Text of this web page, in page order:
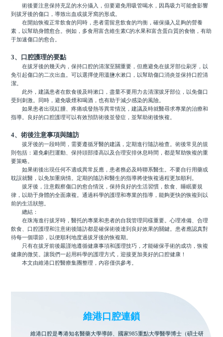
術後要注意保持充足的水分攝入，但要避免用吸管喝水，因爲吸力可能會影響
到拔牙後的傷口，導致出血或拔牙窩的形成。
在開始恢複正常飲食的同時，患者需留意飲食的均衡，確保攝入足夠的營養
素，以幫助身體愈合。例如，多食用富含維生素C的水果和富含蛋白質的食物，有助
于加速傷口的愈合。
3、口腔護理的要點
在拔牙後的幾天內，保持口腔的清潔至關重要，但應避免在拔牙部位刷牙，以
免引起傷口的二次出血。可以選擇使用溫鹽水漱口，以幫助傷口消炎並保持口腔清
潔。
此外，建議患者在飲食後及時漱口，盡量不要用力去清潔拔牙部位，以免傷口
受到刺激。同時，避免吸煙和喝酒，也有助于減少感染的風險。
如果患者出現紅腫、疼痛或發熱等異常情況，建議及時就醫尋求專業的治療和
指導。良好的口腔護理可以有效預防術後並發症，並幫助術後恢複。
4、術後注意事項與隨訪
拔牙後的一段時間，需要遵循牙醫的建議，定期進行隨訪檢查。術後常見的規
則包括：避免劇烈運動、保持頭部擡高以及合理安排休息時間，都是幫助恢複的重
要策略。
如果術後出現任何不適或異常反應，患者務必及時聯系醫生。不要自行用藥或
耽誤就醫，以免加重病情。定期的隨訪和醫生的指導將使恢複過程更加順利。
拔牙後，注意觀察傷口的愈合情況，保持良好的生活習慣，飲食、睡眠要規
律，以助于身體的全面康複。通過科學的護理和專業的指導，能夠更快的恢複到以
前的生活狀態。
總結：
在珠海進行拔牙時，醫托的專業和患者的自我管理同樣重要。心理准備、合理
飲食、口腔護理和注意術後隨訪都是確保術後達到良好效果的關鍵。患者應認真對
待每一個環節，以便順利地度過拔牙後的恢複期。
只有在拔牙前後嚴謹地遵循健康事項和護理技巧，才能確保手術的成功，恢複
健康的微笑。讓我們一起用科學的護理方式，迎接更加美好的口腔健康！
本文由維港口腔醫療集團整理，內容僅供參考。
維港口腔連鎖
維港口腔是粵港知名醫藥大學導師、國家985重點大學醫學博士（碩士研